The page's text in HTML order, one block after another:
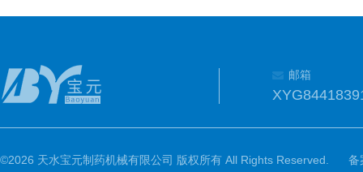
邮箱
©2026 天水宝元制药机械有限公司 版权所有 All Rights Reserved.
备